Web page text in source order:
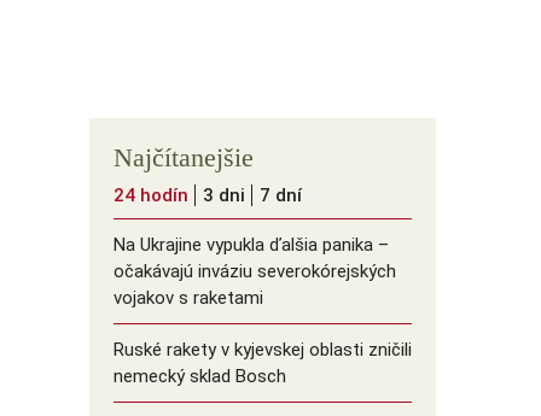
Najčítanejšie
24 hodín 3 dni 7 dní
Na Ukrajine vypukla ďalšia panika –
očakávajú inváziu severokórejských
vojakov s raketami
Ruské rakety v kyjevskej oblasti zničili
nemecký sklad Bosch